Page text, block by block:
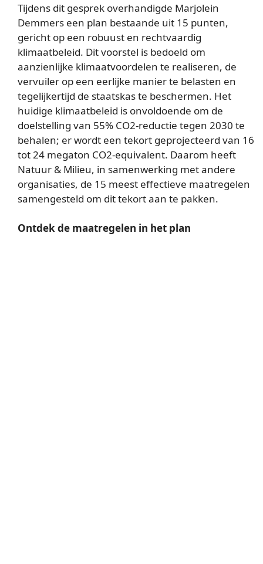
Tijdens dit gesprek overhandigde Marjolein
Demmers een plan bestaande uit 15 punten,
gericht op een robuust en rechtvaardig
klimaatbeleid. Dit voorstel is bedoeld om
aanzienlijke klimaatvoordelen te realiseren, de
vervuiler op een eerlijke manier te belasten en
tegelijkertijd de staatskas te beschermen. Het
huidige klimaatbeleid is onvoldoende om de
doelstelling van 55% CO2-reductie tegen 2030 te
behalen; er wordt een tekort geprojecteerd van 16
tot 24 megaton CO2-equivalent. Daarom heeft
Natuur & Milieu, in samenwerking met andere
organisaties, de 15 meest effectieve maatregelen
samengesteld om dit tekort aan te pakken.
Ontdek de maatregelen in het plan